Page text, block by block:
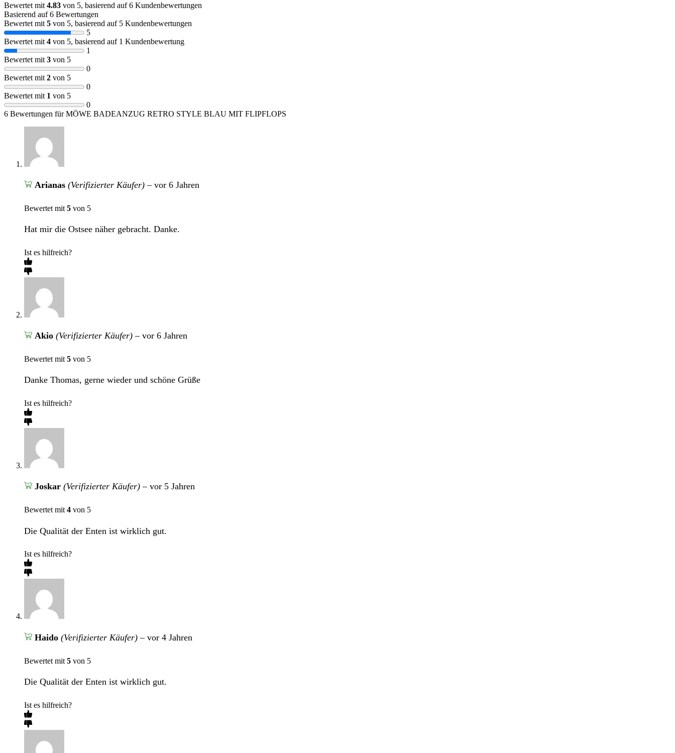
Bewertet mit 4.83 von 5, basierend auf6 Kundenbewertungen
Basierend auf 6 Bewertungen
Bewertet mit 5 von 5, basierend auf 5 Kundenbewertungen
5
Bewertet mit 4 von 5, basierend auf 1 Kundenbewertung
1
Bewertet mit 3 von 5
0
Bewertet mit 2 von 5
0
Bewertet mit 1 von 5
0
6 Bewertungen fürMÖWE BADEANZUG RETRO STYLE BLAU MIT FLIPFLOPS
Arianas (Verifizierter Käufer) – vor 6 Jahren
Bewertet mit 5 von 5
Hat mir die Ostsee näher gebracht. Danke.
Ist es hilfreich?
Akio (Verifizierter Käufer) – vor 6 Jahren
Bewertet mit 5 von 5
Danke Thomas, gerne wieder und schöne Grüße
Ist es hilfreich?
Joskar (Verifizierter Käufer) – vor 5 Jahren
Bewertet mit 4 von 5
Die Qualität der Enten ist wirklich gut.
Ist es hilfreich?
Haido (Verifizierter Käufer) – vor 4 Jahren
Bewertet mit 5 von 5
Die Qualität der Enten ist wirklich gut.
Ist es hilfreich?